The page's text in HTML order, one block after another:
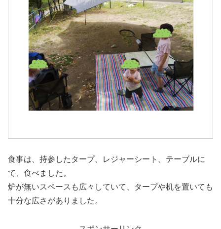
食事は、持参したタープ、レジャーシート、テーブルに
て、食べました。
炉が無いスペースも広々していて、タープや机を置いても
十分な広さがありました。